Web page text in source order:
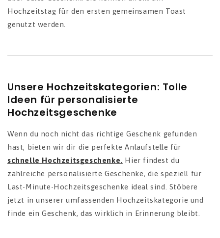
Hochzeitstag für den ersten gemeinsamen Toast
genutzt werden.
Unsere Hochzeitskategorien: Tolle
Ideen für personalisierte
Hochzeitsgeschenke
Wenn du noch nicht das richtige Geschenk gefunden
hast, bieten wir dir die perfekte Anlaufstelle für
schnelle Hochzeitsgeschenke. Hier findest du
zahlreiche personalisierte Geschenke, die speziell für
Last-Minute-Hochzeitsgeschenke ideal sind. Stöbere
jetzt in unserer umfassenden Hochzeitskategorie und
finde ein Geschenk, das wirklich in Erinnerung bleibt.